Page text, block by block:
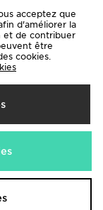
suivantes
acceptez que
d'améliorer la
et de contribuer
être
cookies.